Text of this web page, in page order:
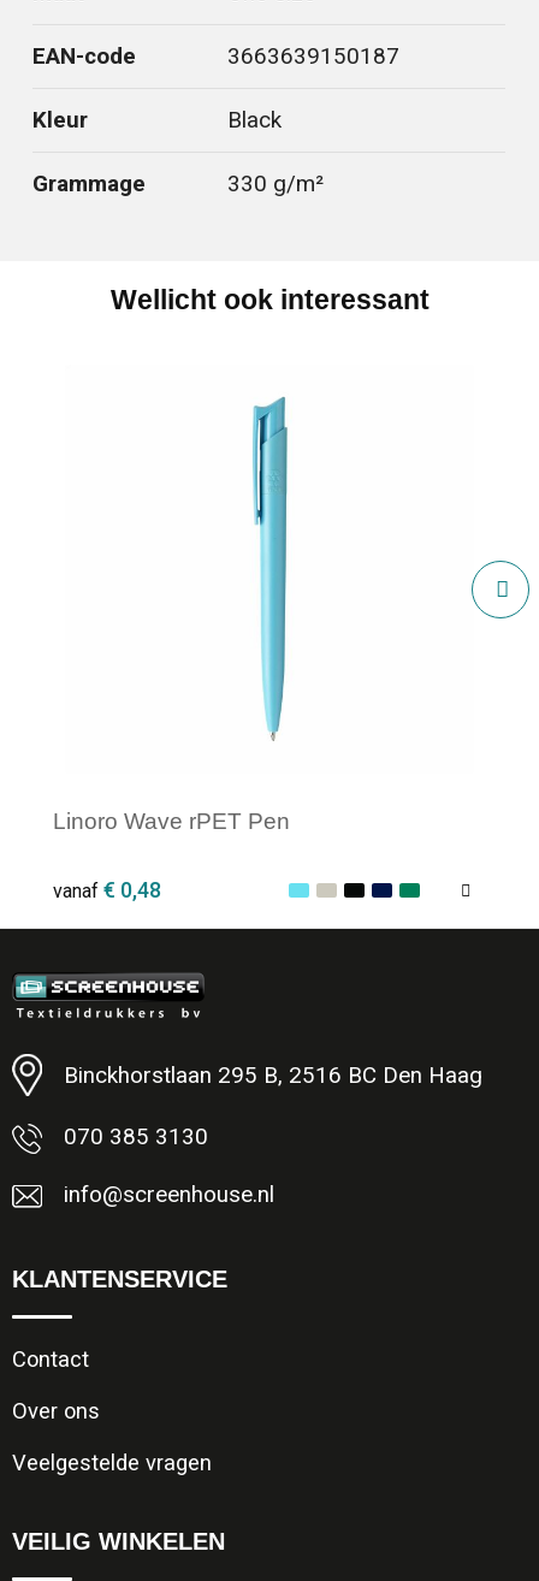
EAN-code 3663639150187
Kleur Black
Grammage 330 g/m²
Wellicht ook interessant
Linoro Wave rPET Pen
vanaf € 0,48
Minimale afname: 1
Binckhorstlaan 295 B, 2516 BC Den Haag
070 385 3130
info@screenhouse.nl
KLANTENSERVICE
Contact
Over ons
Veelgestelde vragen
VEILIG WINKELEN